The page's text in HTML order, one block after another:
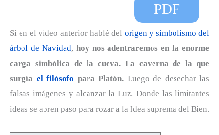
PDF
Si en el vídeo anterior hablé del origen y simbolismo del
árbol de Navidad, hoy nos adentraremos en la enorme
carga simbólica de la cueva. La caverna de la que
surgía el filósofo para Platón. Luego de desechar las
falsas imágenes y alcanzar la Luz. Donde las limitantes
ideas se abren paso para rozar a la Idea suprema del Bien.